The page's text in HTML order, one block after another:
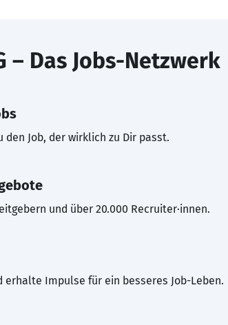
– Das Jobs-Netzwerk
den Job, der wirklich zu Dir passt.
und über 20.000 Recruiter·innen.
erhalte Impulse für ein besseres Job-Leben.